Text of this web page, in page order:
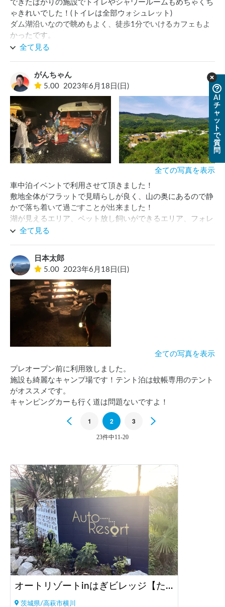
できたばかりの施設でトイレやシャワールームもめちゃくち
ゃきれいでした！(トイレは全部ウォシュレット)
ダム湖沿いなので眺めもよく、徒歩1分でいけるカフェもよ
かったです。
ぜひまた行きたいです！
全て見る
がんちゃん
5.00 2023年6月18日(日)
全ての写真を表示
車中泊イベントで利用させて頂きました！
敷地全体がフラットで見晴らしが良く、山の奥にあるので静
かで落ち着いて過ごすことが出来ました！
湖が見えるエリア、ペット放し飼いができるエリア、フォレ
ストエリア等がありましたが、今回は敷地奥の芝生の広場で
夜はキャンプファイヤーと星空を眺めながら、最高の時間を
過ごすことが出来ました♪
全て見る
日本太郎
5.00 2023年6月18日(日)
全ての写真を表示
プレオープン前に利用致しました。
施設も綺麗なキャンプ場です！テント泊は蚊帳専用のテント
がオススメです。
キャンピングカーも行く道は問題ないですよ！
Previous
1 2 3
23件中11-20
オートリゾートinはぎビレッジ【たき火／星空／山／てぶらBBQ／ドックラン】
茨城県/高萩市横川
AI
チ
ャ
ッ
ト
で
質
問